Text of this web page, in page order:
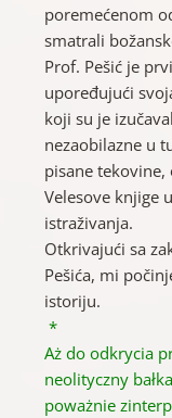
poremećenom
smatrali
Prof. Pešić je
upoređujući
koji su je
nezaobilazne u
pisane
Velesove knjige
istraživanja.
Otkrivajući sa
Pešića, mi
istoriju.
*
Aż do odkrycia
neolityczny
poważnie